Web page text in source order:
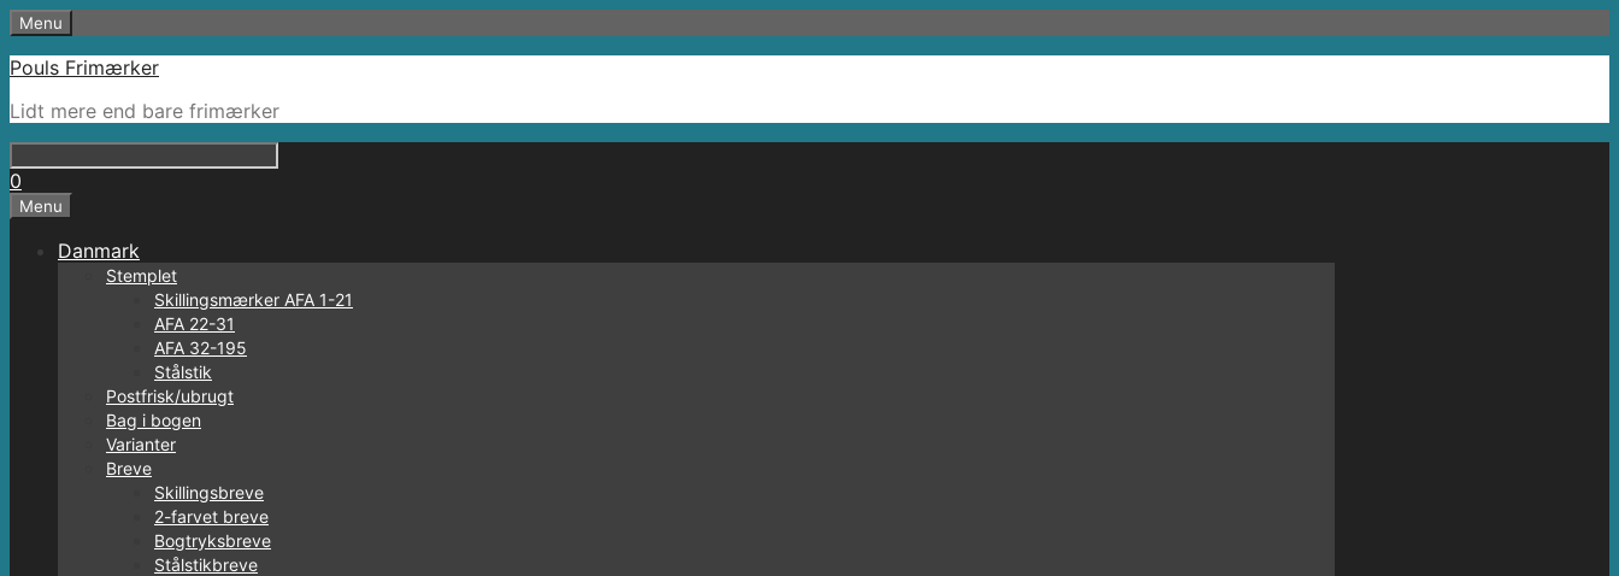
Hop
indhold
Menu
Pouls Frimærker
Lidt mere end bare frimærker
0
Menu
Danmark
Stemplet
Skillingsmærker AFA 1-21
AFA 22-31
AFA 32-195
Stålstik
Postfrisk/ubrugt
Bag i bogen
Varianter
Breve
Skillingsbreve
2-farvet breve
Bogtryksbreve
Stålstikbreve